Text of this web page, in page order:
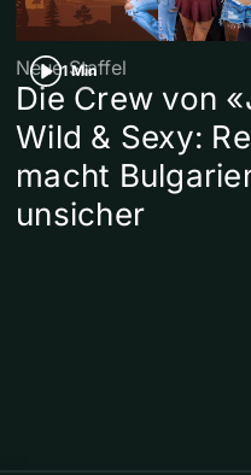
1 Min
Neue Staffel
Die Crew von
Wild & Sexy:
macht
unsicher